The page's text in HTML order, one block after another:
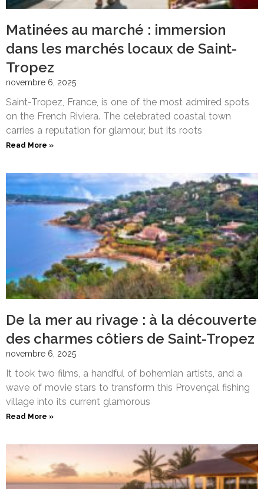
Matinées au marché : immersion
dans les marchés locaux de Saint-
Tropez
novembre 6, 2025
Saint-Tropez, France, is one of the most admired spots
on the French Riviera. The celebrated coastal town
carries a reputation for glamour, but its roots
Read More »
De la mer au rivage : à la découverte
des charmes côtiers de Saint-Tropez
novembre 6, 2025
It took two films, a handful of bohemian artists, and a
wave of movie stars to transform this Provençal fishing
village into its current glamorous
Read More »